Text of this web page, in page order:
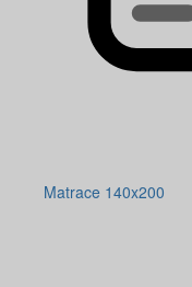
Matrace 140x200